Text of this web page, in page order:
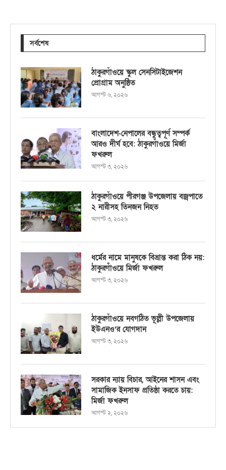
সর্বশেষ
ঠাকুরগাঁওয়ে স্কুল সেনসিটাইজেশন
প্রোগ্রাম অনুষ্ঠিত
আগস্ট ৬, ২০২৬
বাংলাদেশ-নেপালের বন্ধুত্বপূর্ণ সম্পর্ক
আরও দীর্ঘ হবে: ঠাকুরগাঁওয়ে মির্জা
ফখরুল
আগস্ট ৩, ২০২৬
ঠাকুরগাঁওয়ে পীরগঞ্জ উপজেলায় বজ্রপাতে
২ নারীসহ তিনজন নিহত
আগস্ট ৩, ২০২৬
ধর্মের নামে মানুষকে বিভ্রান্ত করা ঠিক নয়:
ঠাকুরগাঁওয়ে মির্জা ফখরুল
আগস্ট ৩, ২০২৬
ঠাকুরগাঁওয়ে নবগঠিত ভূল্লী উপজেলায়
ইউএনও’র যোগদান
আগস্ট ৩, ২০২৬
সরকার ন্যায় বিচার, আইনের শাসন এবং
সামাজিক ইনসাফ প্রতিষ্ঠা করতে চায়:
মির্জা ফখরুল
আগস্ট ২, ২০২৬